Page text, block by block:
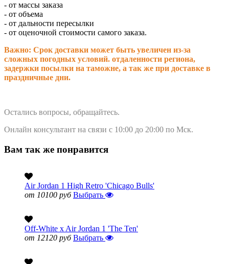
- от массы заказа
- от объема
- от дальности пересылки
- от оценочной стоимости самого заказа.
Важно: Срок доставки может быть увеличен из-за
сложных погодных условий. отдаленности региона,
задержки посылки на таможне, а так же при доставке в
праздничные дни.
Остались вопросы, обращайтесь.
Онлайн консультант на связи с 10:00 до 20:00 по Мск.
Вам так же понравится
Air Jordan 1 High Retro 'Chicago Bulls'
от 10100 руб Выбрать
Off-White x Air Jordan 1 'The Ten'
от 12120 руб Выбрать